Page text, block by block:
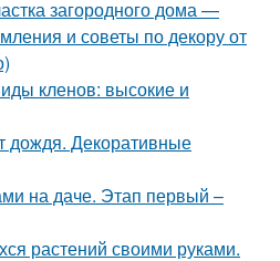
загородного дома —
и советы по декору от
кленов: высокие и
дождя. Декоративные
на даче. Этап первый –
растений своими руками.